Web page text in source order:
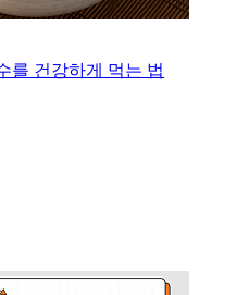
를 건강하게 먹는 법